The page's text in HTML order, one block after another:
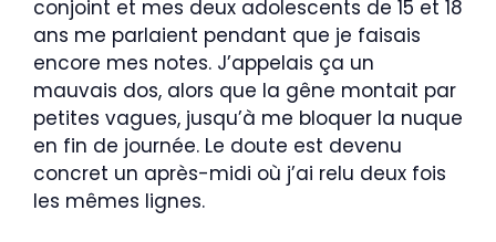
conjoint et mes deux adolescents de 15 et 18
ans me parlaient pendant que je faisais
encore mes notes. J’appelais ça un
mauvais dos, alors que la gêne montait par
petites vagues, jusqu’à me bloquer la nuque
en fin de journée. Le doute est devenu
concret un après-midi où j’ai relu deux fois
les mêmes lignes.